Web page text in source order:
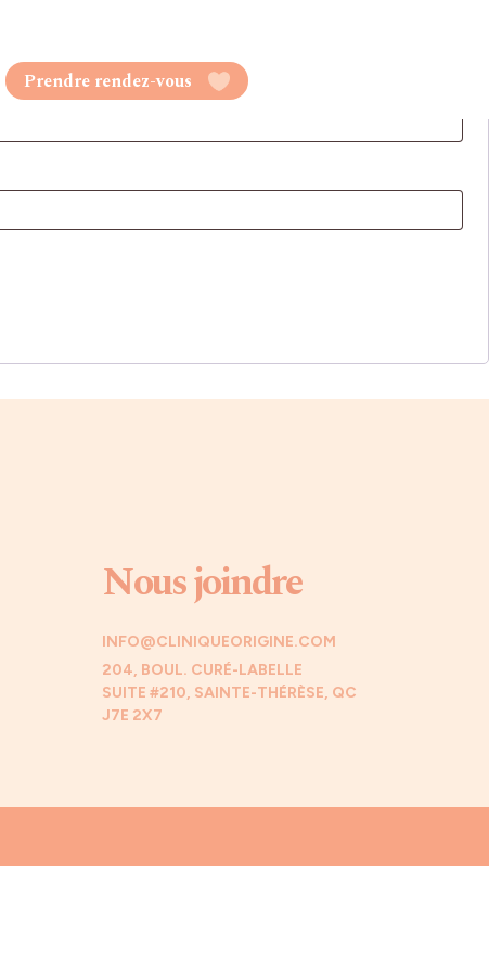
Prendre rendez-vous
Nous joindre
INFO@CLINIQUEORIGINE.COM
204, BOUL. CURÉ-LABELLE
SUITE #210, SAINTE-THÉRÈSE, QC
J7E 2X7